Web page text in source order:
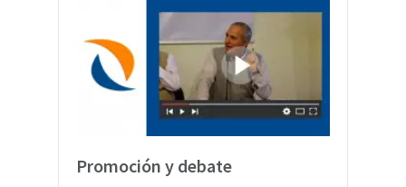
Promoción y debate